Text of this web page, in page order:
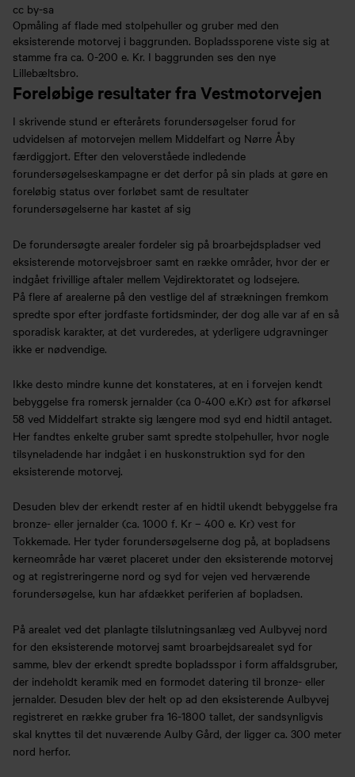
cc by-sa
Opmåling af flade med stolpehuller og gruber med den
eksisterende motorvej i baggrunden. Bopladssporene viste sig at
stamme fra ca. 0-200 e. Kr. I baggrunden ses den nye
Lillebæltsbro.
Foreløbige resultater fra Vestmotorvejen
I skrivende stund er efterårets forundersøgelser forud for
udvidelsen af motorvejen mellem Middelfart og Nørre Åby
færdiggjort. Efter den veloverståede indledende
forundersøgelseskampagne er det derfor på sin plads at gøre en
foreløbig status over forløbet samt de resultater
forundersøgelserne har kastet af sig
De forundersøgte arealer fordeler sig på broarbejdspladser ved
eksisterende motorvejsbroer samt en række områder, hvor der er
indgået frivillige aftaler mellem Vejdirektoratet og lodsejere.
På flere af arealerne på den vestlige del af strækningen fremkom
spredte spor efter jordfaste fortidsminder, der dog alle var af en så
sporadisk karakter, at det vurderedes, at yderligere udgravninger
ikke er nødvendige.
Ikke desto mindre kunne det konstateres, at en i forvejen kendt
bebyggelse fra romersk jernalder (ca 0-400 e.Kr) øst for afkørsel
58 ved Middelfart strakte sig længere mod syd end hidtil antaget.
Her fandtes enkelte gruber samt spredte stolpehuller, hvor nogle
tilsyneladende har indgået i en huskonstruktion syd for den
eksisterende motorvej.
Desuden blev der erkendt rester af en hidtil ukendt bebyggelse fra
bronze- eller jernalder (ca. 1000 f. Kr – 400 e. Kr) vest for
Tokkemade. Her tyder forundersøgelserne dog på, at bopladsens
kerneområde har været placeret under den eksisterende motorvej
og at registreringerne nord og syd for vejen ved herværende
forundersøgelse, kun har afdækket periferien af bopladsen.
På arealet ved det planlagte tilslutningsanlæg ved Aulbyvej nord
for den eksisterende motorvej samt broarbejdsarealet syd for
samme, blev der erkendt spredte bopladsspor i form affaldsgruber,
der indeholdt keramik med en formodet datering til bronze- eller
jernalder. Desuden blev der helt op ad den eksisterende Aulbyvej
registreret en række gruber fra 16-1800 tallet, der sandsynligvis
skal knyttes til det nuværende Aulby Gård, der ligger ca. 300 meter
nord herfor.